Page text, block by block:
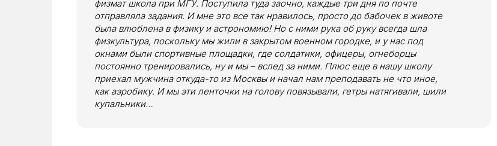
физмат школа при МГУ. Поступила туда заочно, каждые три дня по почте
отправляла задания. И мне это все так нравилось, просто до бабочек в животе
была влюблена в физику и астрономию! Но с ними рука об руку всегда шла
физкультура, поскольку мы жили в закрытом военном городке, и у нас под
окнами были спортивные площадки, где солдатики, офицеры, огнеборцы
постоянно тренировались, ну и мы – вслед за ними. Плюс еще в нашу школу
приехал мужчина откуда-то из Москвы и начал нам преподавать не что иное,
как аэробику. И мы эти ленточки на голову повязывали, гетры натягивали, шили
купальники…